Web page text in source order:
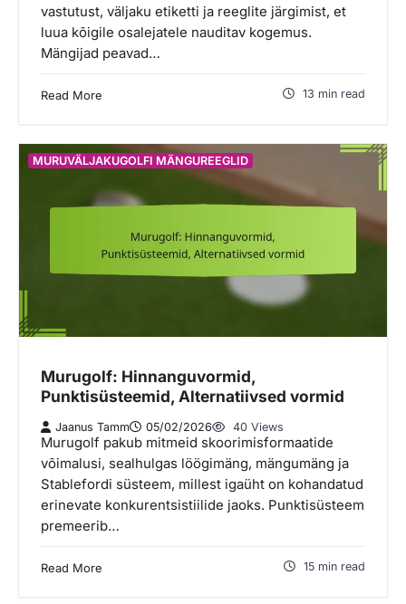
vastutust, väljaku etiketti ja reeglite järgimist, et
luua kõigile osalejatele nauditav kogemus.
Mängijad peavad…
Read More 13 min read
MURUVÄLJAKUGOLFI MÄNGUREEGLID
Murugolf: Hinnanguvormid,
Punktisüsteemid, Alternatiivsed vormid
Jaanus Tamm 05/02/2026 40 Views
Murugolf pakub mitmeid skoorimisformaatide
võimalusi, sealhulgas löögimäng, mängumäng ja
Stablefordi süsteem, millest igaüht on kohandatud
erinevate konkurentsistiilide jaoks. Punktisüsteem
premeerib…
Read More 15 min read